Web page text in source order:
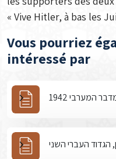
« Vive Hitler, à bas les
Vous pourriez
intéressé par
הגדוד העברי השני